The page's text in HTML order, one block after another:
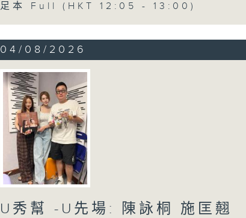
足本 Full (HKT 12:05 - 13:00)
04/08/2026
U秀幫 -U先場: 陳詠桐 施匡翹